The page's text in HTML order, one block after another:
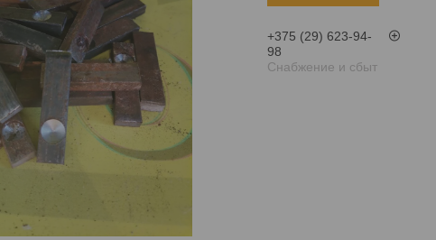
+375 (29) 623-94-
98
Снабжение и сбыт